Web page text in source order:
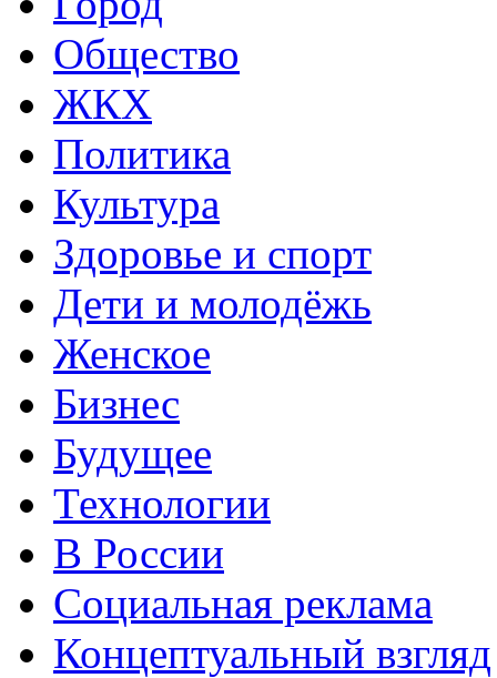
Общество
ЖКХ
Политика
Культура
Здоровье и спорт
Дети и молодёжь
Женское
Бизнес
Будущее
Технологии
В России
Социальная реклама
Концептуальный взгляд